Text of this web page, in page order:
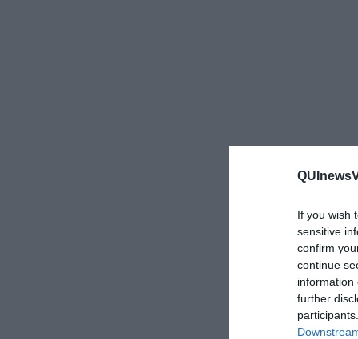
If you wish
sensitive
confirm
continue
information
further